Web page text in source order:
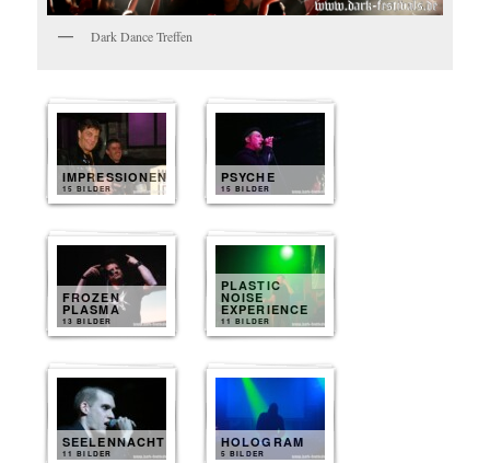
Dark Dance Treffen
IMPRESSIONEN
15 BILDER
PSYCHE
15 BILDER
FROZEN
PLASMA
13 BILDER
PLASTIC
NOISE
EXPERIENCE
11 BILDER
SEELENNACHT
11 BILDER
HOLOGRAM
5 BILDER